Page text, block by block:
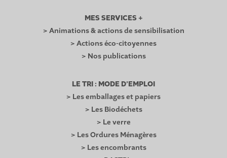
MES SERVICES +
> Animations & actions de sensibilisation
> Actions éco-citoyennes
> Nos publications
LE TRI : MODE D’EMPLOI
> Les emballages et papiers
> Les Biodéchets
> Le verre
> Les Ordures Ménagères
> Les encombrants